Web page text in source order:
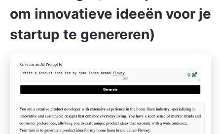
om innovatieve ideeën voor je
startup te genereren)